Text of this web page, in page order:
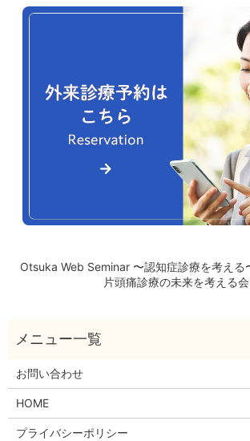
Otsuka Web Seminar 〜認知症診療を考える
片頭痛診療の未来を考える会
お問い合わせ
HOME
プライバシーポリシー